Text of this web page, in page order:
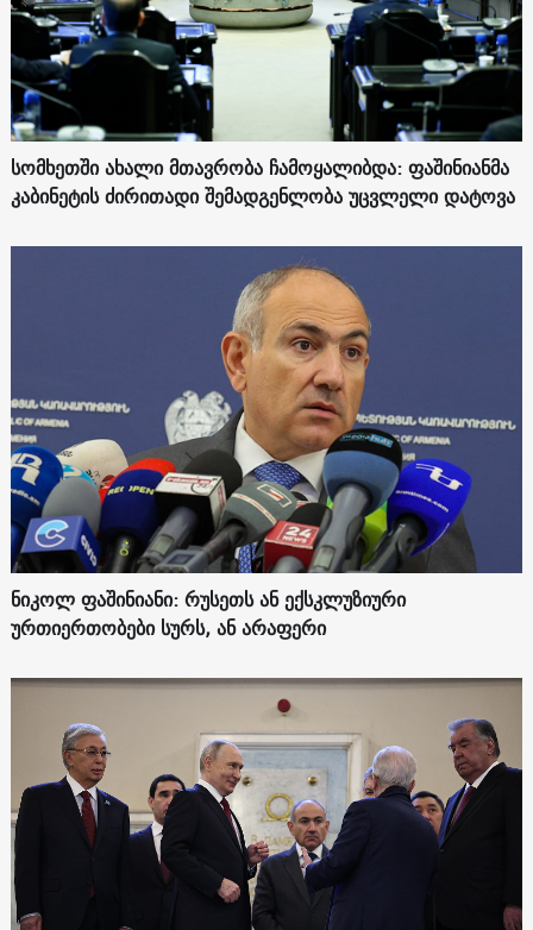
სომხეთში ახალი მთავრობა ჩამოყალიბდა: ფაშინიანმა
კაბინეტის ძირითადი შემადგენლობა უცვლელი დატოვა
ნიკოლ ფაშინიანი: რუსეთს ან ექსკლუზიური
ურთიერთობები სურს, ან არაფერი